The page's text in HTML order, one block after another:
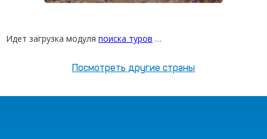
Идет загрузка модуля поиска туров …
Посмотреть другие страны